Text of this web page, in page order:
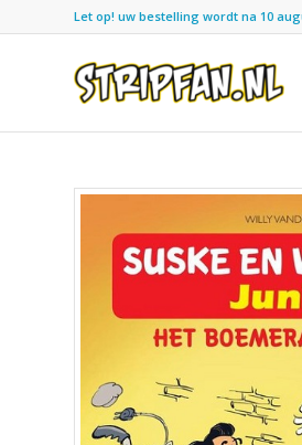
Let op! uw bestelling wordt na 10